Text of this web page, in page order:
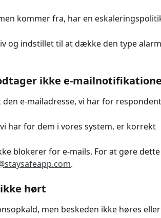
kommer fra, har en
og indstillet til at dække den type
ikke e-
e-mailadresse, vi har for
har for dem i vores system, er korrekt
blokerer for e-mails. For at gøre
.
hørt
men beskeden ikke høres